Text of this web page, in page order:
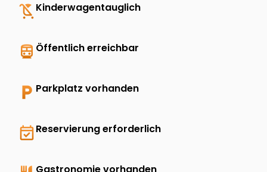
child_friendlyKinderwagentauglich
directions_transit Öffentlich erreichbar
local_parking Parkplatz vorhanden
event_availableReservierung erforderlich